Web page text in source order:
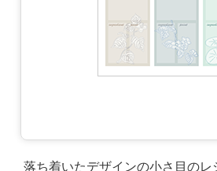
落ち着いたデザインの小さ目のレ